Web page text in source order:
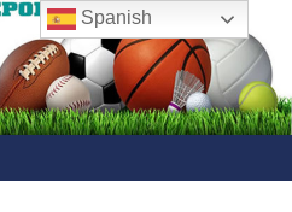
Spanish